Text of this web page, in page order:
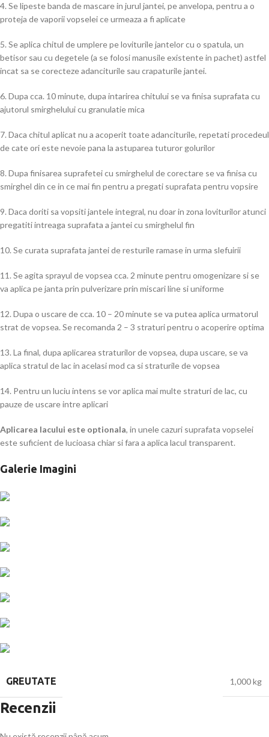
4. Se lipeste banda de mascare in jurul jantei, pe anvelopa, pentru a o
proteja de vaporii vopselei ce urmeaza a fi aplicate
5. Se aplica chitul de umplere pe loviturile jantelor cu o spatula, un
betisor sau cu degetele (a se folosi manusile existente in pachet) astfel
incat sa se corecteze adanciturile sau crapaturile jantei.
6. Dupa cca. 10 minute, dupa intarirea chitului se va finisa suprafata cu
ajutorul smirghelului cu granulatie mica
7. Daca chitul aplicat nu a acoperit toate adanciturile, repetati procedeul
de cate ori este nevoie pana la astuparea tuturor golurilor
8. Dupa finisarea suprafetei cu smirghelul de corectare se va finisa cu
smirghel din ce in ce mai fin pentru a pregati suprafata pentru vopsire
9. Daca doriti sa vopsiti jantele integral, nu doar in zona loviturilor atunci
pregatiti intreaga suprafata a jantei cu smirghelul fin
10. Se curata suprafata jantei de resturile ramase in urma slefuirii
11. Se agita sprayul de vopsea cca. 2 minute pentru omogenizare si se
va aplica pe janta prin pulverizare prin miscari line si uniforme
12. Dupa o uscare de cca. 10 – 20 minute se va putea aplica urmatorul
strat de vopsea. Se recomanda 2 – 3 straturi pentru o acoperire optima
13. La final, dupa aplicarea straturilor de vopsea, dupa uscare, se va
aplica stratul de lac in acelasi mod ca si straturile de vopsea
14. Pentru un luciu intens se vor aplica mai multe straturi de lac, cu
pauze de uscare intre aplicari
Aplicarea lacului este optionala, in unele cazuri suprafata vopselei
este suficient de lucioasa chiar si fara a aplica lacul transparent.
Galerie Imagini
GREUTATE 1,000 kg
Recenzii